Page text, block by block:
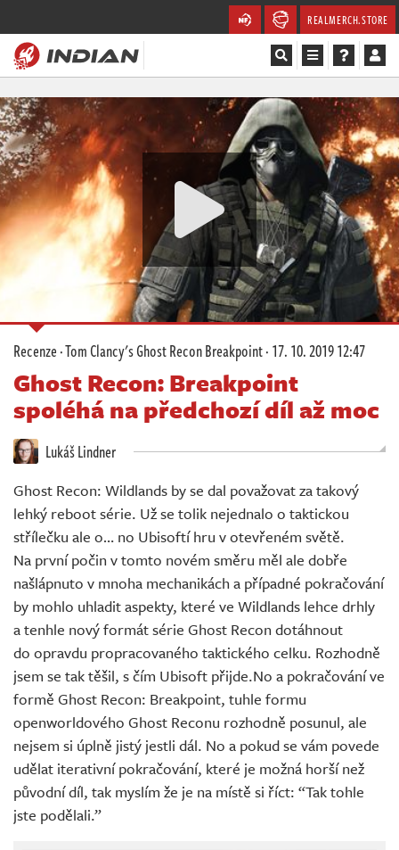
REALMERCH.STORE
Magazín
Recenze
Videa
Soutěže
Databáze
Komunita
Redakce
Živě
Recenze·Tom Clancy's Ghost Recon Breakpoint·17. 10. 2019 12:47
Ghost Recon: Breakpoint
spoléhá na předchozí díl až moc
Lukáš Lindner
Ghost Recon: Wildlands by se dal považovat za takový
lehký reboot série. Už se tolik nejednalo o taktickou
střílečku ale o… no Ubisoftí hru v otevřeném světě.
Na první počin v tomto novém směru měl ale dobře
našlápnuto v mnoha mechanikách a případné pokračování
by mohlo uhladit aspekty, které ve Wildlands lehce drhly
a tenhle nový formát série Ghost Recon dotáhnout
do opravdu propracovaného taktického celku. Rozhodně
jsem se tak těšil, s čím Ubisoft přijde.No a pokračování ve
formě Ghost Recon: Breakpoint, tuhle formu
openworldového Ghost Reconu rozhodně posunul, ale
nejsem si úplně jistý jestli dál. No a pokud se vám povede
udělat iterativní pokračování, které je možná horší než
původní díl, tak myslím že je na místě si říct: “Tak tohle
jste podělali.”